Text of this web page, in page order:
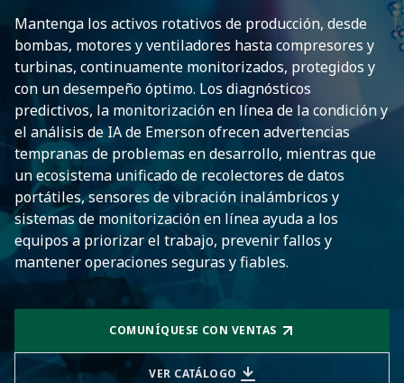
Mantenga los activos rotativos de producción, desde
bombas, motores y ventiladores hasta compresores y
turbinas, continuamente monitorizados, protegidos y
con un desempeño óptimo. Los diagnósticos
predictivos, la monitorización en línea de la condición y
el análisis de IA de Emerson ofrecen advertencias
tempranas de problemas en desarrollo, mientras que
un ecosistema unificado de recolectores de datos
portátiles, sensores de vibración inalámbricos y
sistemas de monitorización en línea ayuda a los
equipos a priorizar el trabajo, prevenir fallos y
mantener operaciones seguras y fiables.
COMUNÍQUESE CON VENTAS
VER CATÁLOGO